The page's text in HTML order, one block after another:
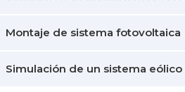
Montaje de sistema fotovoltaica
Simulación de un sistema eólico